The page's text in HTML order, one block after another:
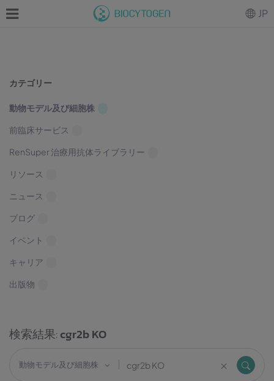
カテゴリー
動物モデル及び細胞株
前臨床サービス
RenSuper 治療用抗体ライブラリー
リソース
ニュース
ブログ
イベント
キャリア
出版物
検索結果:cgr2b KO
動物モデル及び細胞株
JP